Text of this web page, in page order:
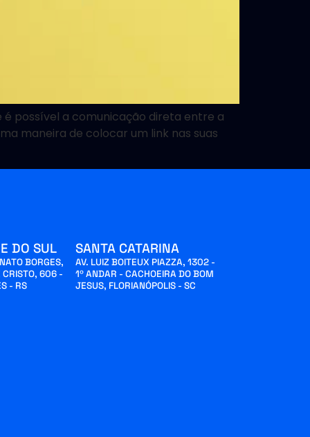
possível a comunicação direta entre a
maneira de colocar um link nas suas
DO SUL
BORGES,
CRISTO, 606 -
- RS
SANTA CATARINA
AV. LUIZ BOITEUX PIAZZA, 1302 -
1º ANDAR - CACHOEIRA DO BOM
JESUS, FLORIANÓPOLIS - SC